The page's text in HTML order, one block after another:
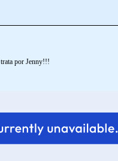
por Jenny!!!